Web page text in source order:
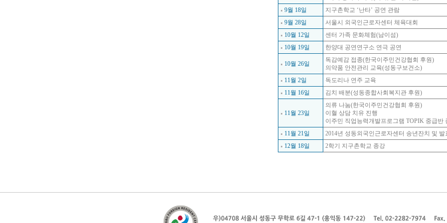
9월 18일
지구촌학교 ‘난타’ 공연 관람
9월 28일
서울시 외국인근로자센터 체육대회
10월 12일
센터 가족 문화체험(남이섬)
10월 19일
한양대 공연연구소 연극 공연
10월 26일
독감예감 접종(한국이주민건강협회 후원)
의약품 안전관리 교육(성동구보건소)
11월 2일
독도리나 연주 교육
11월 16일
김치 배분(성동종합사회복지관 후원)
11월 23일
의류 나눔(한국이주민건강협회 후원)
이혈 상담 치유 진행
이주민 직업능력개발프로그램 TOPIK 중급반
11월 21일
2014년 성동외국인근로자센터 송년잔치 및 발
12월 18일
2학기 지구촌학교 종강